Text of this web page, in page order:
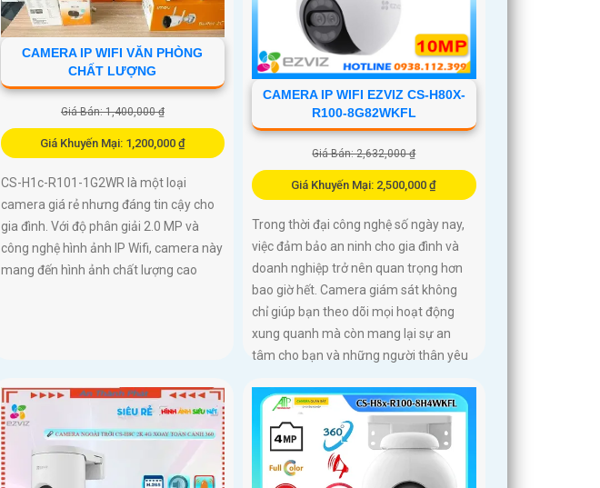
CAMERA IP WIFI VĂN PHÒNG
CHẤT LƯỢNG
Giá Bán: 1,400,000 ₫
Giá Khuyến Mại: 1,200,000 ₫
CS-H1c-R101-1G2WR là một loại
camera giá rẻ nhưng đáng tin cậy cho
gia đình. Với độ phân giải 2.0 MP và
công nghệ hình ảnh IP Wifi, camera này
mang đến hình ảnh chất lượng cao
CAMERA IP WIFI EZVIZ CS-H80X-
R100-8G82WKFL
Giá Bán: 2,632,000 ₫
Giá Khuyến Mại: 2,500,000 ₫
Trong thời đại công nghệ số ngày nay,
việc đảm bảo an ninh cho gia đình và
doanh nghiệp trở nên quan trọng hơn
bao giờ hết. Camera giám sát không
chỉ giúp bạn theo dõi mọi hoạt động
xung quanh mà còn mang lại sự an
tâm cho bạn và những người thân yêu